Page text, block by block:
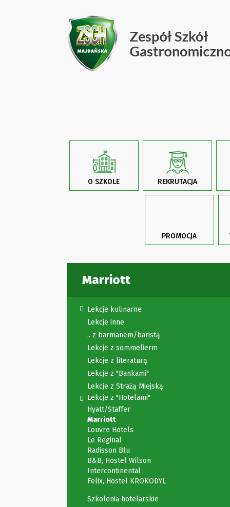
O SZKOLE REKRUTACJA
PROMOCJA
Marriott
Lekcje kulinarne
Lekcje inne
.. z barmanem/baristą
Lekcje z sommelierm
Lekcje z literaturą
Lekcje z "Bankami"
Lekcje z Strażą Miejską
Lekcje z "Hotelami"
Hyatt/Staffer
Marriott
Louvre Hotels
Le Reginal
Radisson Blu
B&B, Hostel Wilson
Intercontinental
Felix, Hostel KROKODYL
Szkolenia hotelarskie